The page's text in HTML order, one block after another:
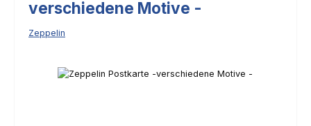
verschiedene Motive -
Zeppelin
Bildergalerie überspringen